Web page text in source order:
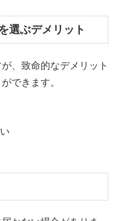
選ぶデメリット
、致命的なデメリット
できます。